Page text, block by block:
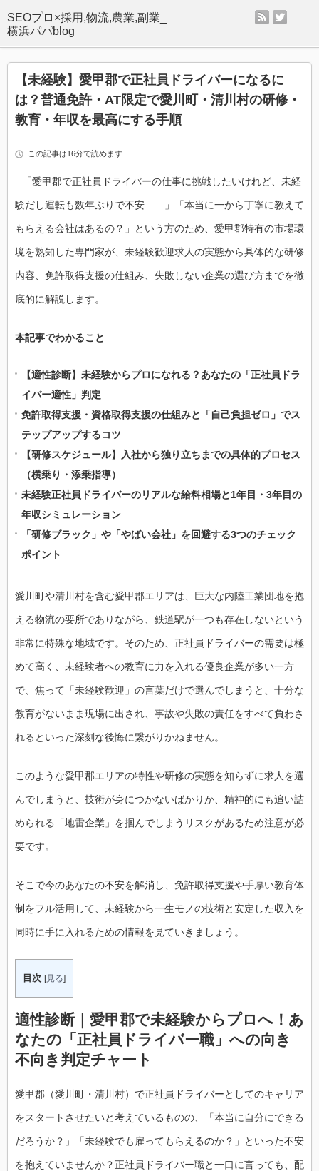
SEOプロ×採用,物流,農業,副業_
横浜パパblog
rss
【未経験】愛甲郡で正社員ドライバーになるに
は？普通免許・AT限定で愛川町・清川村の研修・
教育・年収を最高にする手順
この記事は16分で読めます
「愛甲郡で正社員ドライバーの仕事に挑戦したいけれど、未経
験だし運転も数年ぶりで不安……」「本当に一から丁寧に教えて
もらえる会社はあるの？」という方のため、愛甲郡特有の市場環
境を熟知した専門家が、未経験歓迎求人の実態から具体的な研修
内容、免許取得支援の仕組み、失敗しない企業の選び方までを徹
底的に解説します。
本記事でわかること
【適性診断】未経験からプロになれる？あなたの「正社員ドラ
イバー適性」判定
免許取得支援・資格取得支援の仕組みと「自己負担ゼロ」でス
テップアップするコツ
【研修スケジュール】入社から独り立ちまでの具体的プロセス
（横乗り・添乗指導）
未経験正社員ドライバーのリアルな給料相場と1年目・3年目の
年収シミュレーション
「研修ブラック」や「やばい会社」を回避する3つのチェック
ポイント
愛川町や清川村を含む愛甲郡エリアは、巨大な内陸工業団地を抱
える物流の要所でありながら、鉄道駅が一つも存在しないという
非常に特殊な地域です。そのため、正社員ドライバーの需要は極
めて高く、未経験者への教育に力を入れる優良企業が多い一方
で、焦って「未経験歓迎」の言葉だけで選んでしまうと、十分な
教育がないまま現場に出され、事故や失敗の責任をすべて負わさ
れるといった深刻な後悔に繋がりかねません。
このような愛甲郡エリアの特性や研修の実態を知らずに求人を選
んでしまうと、技術が身につかないばかりか、精神的にも追い詰
められる「地雷企業」を掴んでしまうリスクがあるため注意が必
要です。
そこで今のあなたの不安を解消し、免許取得支援や手厚い教育体
制をフル活用して、未経験から一生モノの技術と安定した収入を
同時に手に入れるための情報を見ていきましょう。
目次 [見る]
適性診断｜愛甲郡で未経験からプロへ！あ
なたの「正社員ドライバー職」への向き
不向き判定チャート
愛甲郡（愛川町・清川村）で正社員ドライバーとしてのキャリア
をスタートさせたいと考えているものの、「本当に自分にできる
だろうか？」「未経験でも雇ってもらえるのか？」といった不安
を抱えていませんか？正社員ドライバー職と一口に言っても、配